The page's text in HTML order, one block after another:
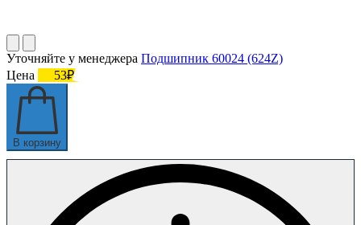
Уточняйте у менеджера Подшипник 60024 (624Z)
Цена
53₽
В корзину